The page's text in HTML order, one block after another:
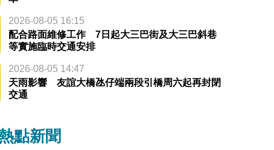
2026-08-05 16:15
配合路面維修工作 7日起大三巴街及大三巴斜巷
等實施臨時交通安排
2026-08-05 14:47
天雨影響 友誼大橋氹仔端兩段引橋周六起再封閉
交通
點新聞